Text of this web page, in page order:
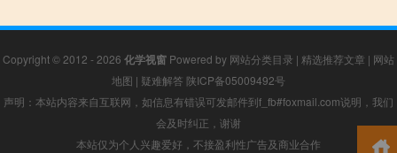
Copyright © 2012 - 2026 化学视窗 Powered by 网站分类目录 | 精选推荐文章 | 网站
地图 | 疑难解答 陕ICP备05009492号
声明：本站内容来自互联网，如信息有错误可发邮件到f_fb#foxmail.com说明，我们
会及时纠正，谢谢
本站仅为个人兴趣爱好，不接盈利性广告及商业合作